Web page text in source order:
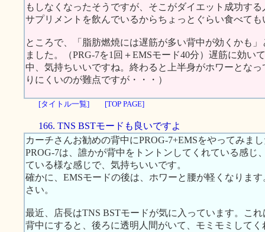
もしなくなったそうですが、そこがダイエット成功す
サプリメントを飲んでいるからちょっとぐらい食べて
ところで、「脂肪燃焼には遅筋が多い背中が効くかも
ました。（PRG-7を1回＋EMSモード40分）遅筋に効い
中、気持ちいいですね。終わると上半身がホワーとな
りにくいのが難点ですが・・・）
[タイトル一覧] [TOP PAGE]
166. TNS BSTモードも良いですよ
カーチさんお勧めの背中にPROG-7+EMSをやってみま
PROG-7は、誰かが背中をトントンしてくれている感じ
ている様な感じで、気持ちいいです。
確かに、EMSモードの後は、ホワーと腰が軽くなりま
さい。
最近、店長はTNS BSTモードが気に入っています。こ
背中にすると、後ろに透明人間がいて、モミモミして